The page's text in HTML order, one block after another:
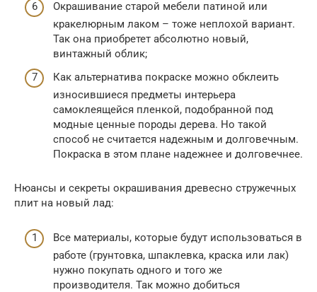
Окрашивание старой мебели патиной или
кракелюрным лаком – тоже неплохой вариант.
Так она приобретет абсолютно новый,
винтажный облик;
Как альтернатива покраске можно обклеить
износившиеся предметы интерьера
самоклеящейся пленкой, подобранной под
модные ценные породы дерева. Но такой
способ не считается надежным и долговечным.
Покраска в этом плане надежнее и долговечнее.
Нюансы и секреты окрашивания древесно стружечных
плит на новый лад:
Все материалы, которые будут использоваться в
работе (грунтовка, шпаклевка, краска или лак)
нужно покупать одного и того же
производителя. Так можно добиться